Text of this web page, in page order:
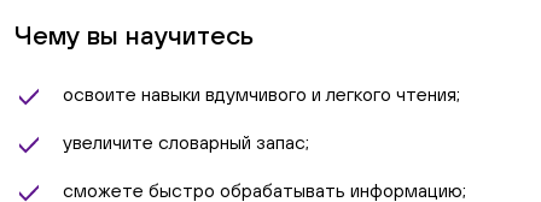
Чему вы научитесь
освоите навыки вдумчивого и легкого чтения;
увеличите словарный запас;
сможете быстро обрабатывать информацию;